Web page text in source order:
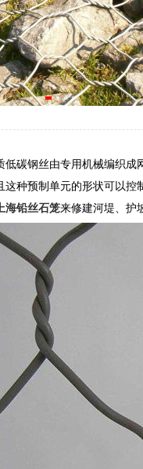
低碳钢丝由专用机械编织成
这种预制单元的形状可以
上海铅丝石笼来修建河堤、护